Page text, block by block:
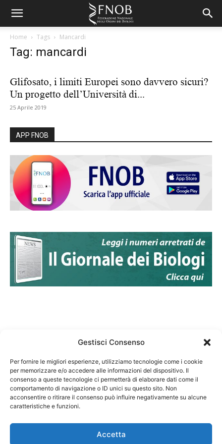
Gestisci Consenso
Per fornire le migliori esperienze, utilizziamo tecnologie come i cookie
per memorizzare e/o accedere alle informazioni del dispositivo. Il
consenso a queste tecnologie ci permetterà di elaborare dati come il
comportamento di navigazione o ID unici su questo sito. Non
acconsentire o ritirare il consenso può influire negativamente su alcune
caratteristiche e funzioni.
Accetta
Home Tags Mancardi
Tag: mancardi
Glifosato, i limiti Europei sono davvero sicuri?
Un progetto dell’Università di...
25 Aprile 2019
APP FNOB
Federazione Nazionale Degli Ordini dei Biologi:
codice fiscale 80069130583
Responsabile sito internet www.fnob.it: Vincenzo